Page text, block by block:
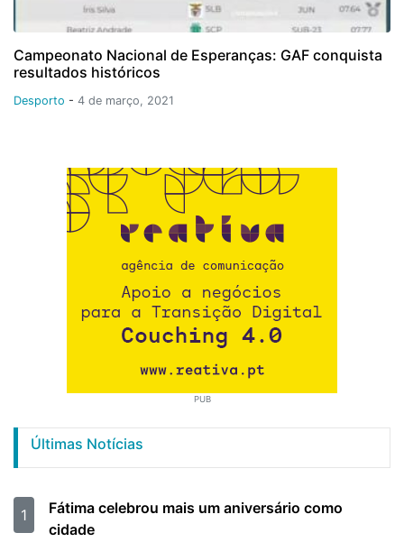
Campeonato Nacional de Esperanças: GAF conquista
resultados históricos
Desporto - 4 de março, 2021
PUB
Últimas Notícias
1
Fátima celebrou mais um aniversário como
cidade